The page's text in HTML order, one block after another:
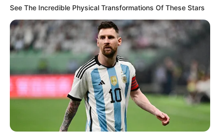
See The Incredible Physical Transformations Of These Stars